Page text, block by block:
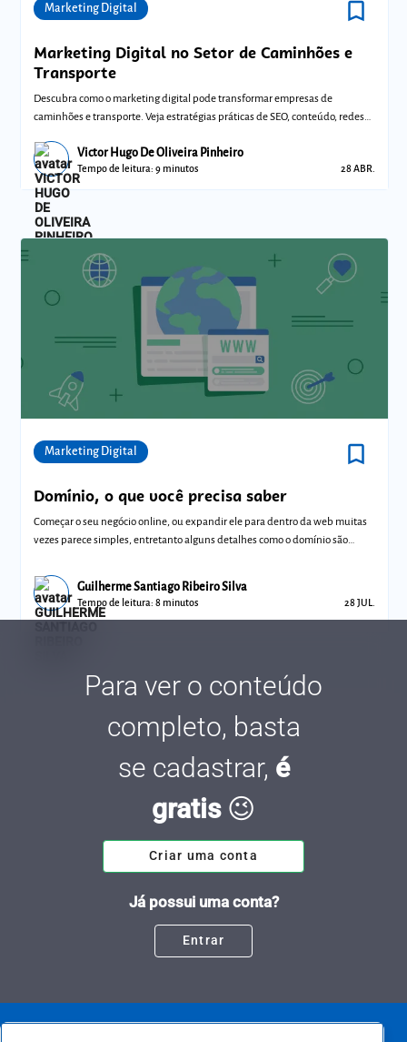
Marketing Digital bookmark_border
Marketing Digital no Setor de Caminhões e
Transporte
Descubra como o marketing digital pode transformar empresas de
caminhões e transporte. Veja estratégias práticas de SEO, conteúdo, redes
Victor Hugo De Oliveira Pinheiro
Tempo de leitura: 9 minutos 28 ABR.
Marketing Digital bookmark_border
Domínio, o que você precisa saber
Começar o seu negócio online, ou expandir ele para dentro da web muitas
vezes parece simples, entretanto alguns detalhes como o domínio são
Guilherme Santiago Ribeiro Silva
Tempo de leitura: 8 minutos 28 JUL.
Para ver o conteúdo
completo, basta
se cadastrar, é
gratis😉
Criar uma conta
Já possui uma conta?
Entrar